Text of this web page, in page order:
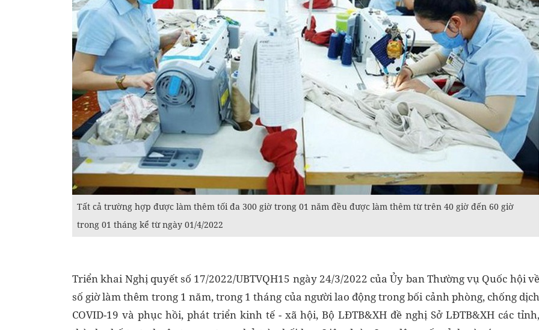
Tất cả trường hợp được làm thêm tối đa 300 giờ trong 01 năm đều được làm thêm từ trên 40 giờ đến 60 giờ
trong 01 tháng kể từ ngày 01/4/2022
Triển khai Nghị quyết số 17/2022/UBTVQH15 ngày 24/3/2022 của Ủy ban Thường vụ Quốc hội về
số giờ làm thêm trong 1 năm, trong 1 tháng của người lao động trong bối cảnh phòng, chống dịch
COVID-19 và phục hồi, phát triển kinh tế - xã hội, Bộ LĐTB&XH đề nghị Sở LĐTB&XH các tỉnh,